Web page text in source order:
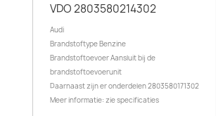
VDO 2803580214302
Audi
Brandstoftype Benzine
Brandstoftoevoer Aansluit bij de
brandstoftoevoerunit
Daarnaast zijn er onderdelen 2803580171302
Meer informatie: zie specificaties